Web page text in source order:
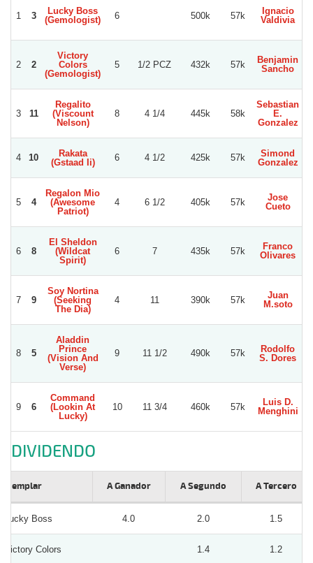
1 3
Lucky Boss
(Gemologist)
6 500k 57k
Ignacio
Valdivia
2 2
Victory
Colors
(Gemologist)
5 1/2 PCZ 432k 57k
Benjamin
Sancho
3 11
Regalito
(Viscount
Nelson)
8 4 1/4 445k 58k
Sebastian
E.
Gonzalez
4 10
Rakata
(Gstaad Ii)
6 4 1/2 425k 57k
Simond
Gonzalez
5 4
Regalon Mio
(Awesome
Patriot)
4 6 1/2 405k 57k
Jose
Cueto
6 8
El Sheldon
(Wildcat
Spirit)
6 7 435k 57k
Franco
Olivares
7 9
Soy Nortina
(Seeking
The Dia)
4 11 390k 57k
Juan
M.soto
8 5
Aladdin
Prince
(Vision And
Verse)
9 11 1/2 490k 57k
Rodolfo
S. Dores
9 6
Command
(Lookin At
Lucky)
10 11 3/4 460k 57k
Luis D.
Menghini
DIVIDENDO
Ejemplar A Ganador A Segundo A Tercero
Lucky Boss 4.0 2.0 1.5
Victory Colors 1.4 1.2